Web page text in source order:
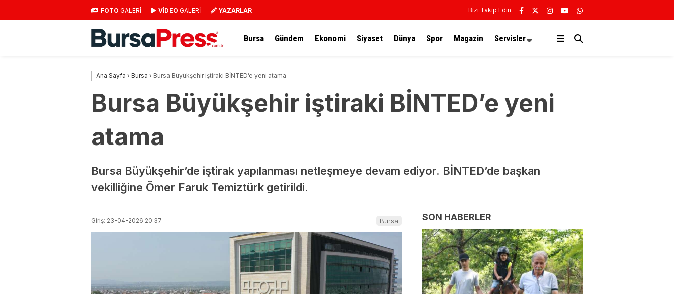
FOTO GALERİ VİDEO GALERİ YAZARLAR Bizi Takip Edin
Bursa Gündem Ekonomi Siyaset Dünya Spor Magazin Servisler
Ana Sayfa › Bursa › Bursa Büyükşehir iştiraki BİNTED’e yeni atama
Bursa Büyükşehir iştiraki BİNTED’e yeni
atama
Bursa Büyükşehir’de iştirak yapılanması netleşmeye devam ediyor. BİNTED’de başkan
vekilliğine Ömer Faruk Temiztürk getirildi.
Giriş: 23-04-2026 20:37 Bursa SON HABERLER